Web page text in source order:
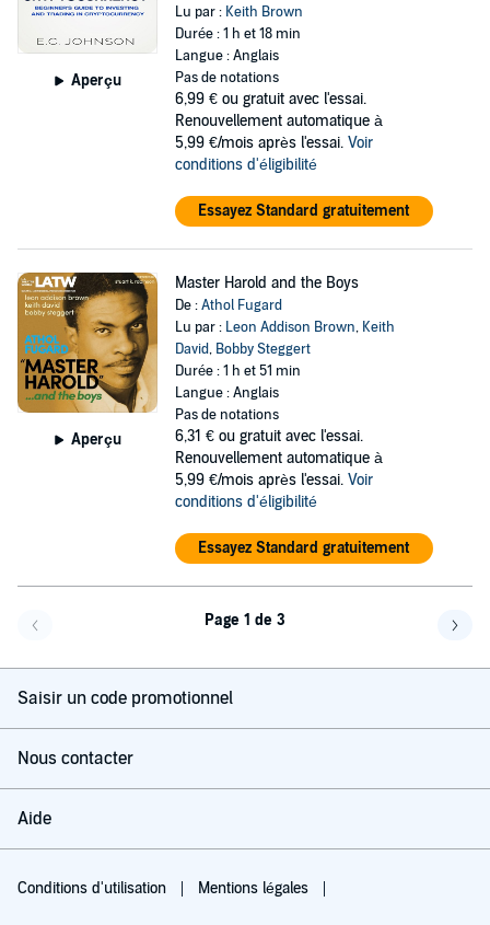
Aperçu
Lu par : Keith Brown
Durée : 1 h et 18 min
Langue : Anglais
Pas de notations
6,99 € ou gratuit avec l'essai.
Renouvellement automatique à
5,99 €/mois après l'essai. Voir
conditions d'éligibilité
Essayez Standard gratuitement
Aperçu
Master Harold and the Boys
De :Athol Fugard
Lu par : Leon Addison Brown, Keith
David, Bobby Steggert
Durée : 1 h et 51 min
Langue : Anglais
Pas de notations
6,31 € ou gratuit avec l'essai.
Renouvellement automatique à
5,99 €/mois après l'essai. Voir
conditions d'éligibilité
Essayez Standard gratuitement
Page 1 de 3
Saisir un code promotionnel
Nous contacter
Aide
Conditions d'utilisation Mentions légales